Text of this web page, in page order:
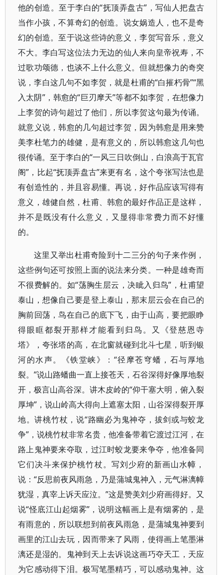
他的创造。至于李白的“抚顶弄盘古”，写仙人把盘古
当作小孩，不算奇幻的创造。说女娲造人，也不是奇
幻的创造。至于说这些诗的意义，李贺写音乐，意义
不大。李白写这位法力无边的仙人来向皇帝祝寿，不
过歌功颂德，也谈不上什么意义。但就想像力的奇突
说，李白这几句不如李贺，就是杜甫的“白摧朽骨”“黑
入太阴”，韩愈的“巨刃摩天”等都不如李贺，在想像力
上李贺的诗句超过了他们，所以李贺这句最为传诵。
就意义说，韩愈的几句超过李贺，因为韩愈是用来赞
美李杜笔力的雄健，是有意义的，所以韩愈这几句也
很传诵。至于李白的“一风三日吹倒山，白浪高于瓦官
阁”，比起“抚顶弄盘古”来更有名，这个夸张写法也是
有创造性的，并且容易懂。再说，好作品应该写得有
意义，雄健自然，杜甫、韩愈的最好作品正是这样，
并不是既没有什么意义，又显得非常费力而不好懂
的。
这里又举出杜甫奇险到十二三分的句子来作例，
这些例句还可按照上面的说法来分类。一种是雄奇而
不很费解的。如“荡胸生层云，决眦入归鸟”，杜甫望
泰山，想像自己要是登上泰山，那末层云会在自己的
胸前回荡，鸟在自己的底下飞，由于山高，要把眼睁
得眼眶都裂开那样才能看到归鸟。又《登慈恩寺
塔》，夸张塔的高，在北窗就碰到北斗七星，听到银
河的水声。《铁堂峡》：“径摩苍穹蟠，石与厚地
裂。”说山路蟠曲一直上接苍天，石谷深得好像厚地裂
开，极言山高谷深。讲木皮岭的“仰干塞大明，俯入裂
厚坤”，说山岭高大得向上遮塞太阳，山谷深得裂开厚
地。讲桃竹杖，说“路幽必为鬼神夺，拔剑或与蛟龙
争”，说桃竹杖非常名贵，他准备带着它渡过江河，在
路上鬼神要来夺取，过江时蛟龙要来争夺，他准备同
它们决斗来保护桃竹杖。写刘少府的新画山水幛，
说：“反思前夜风雨急，乃是蒲城鬼神入，元气淋漓幛
犹湿，真宰上诉天应泣。”这是赞美刘少府画得好。又
说“怪底江山起烟雾”，说明这幅画上是有烟雾的，是
有雨意的，所以联想到前夜风雨急，是蒲城鬼神要到
画里的江山去玩，因而带来了风雨，使得画上笔墨淋
漓还是湿的。鬼神到天上去诉说这画巧夺天工，天应
为它感动得下泪。极写笔墨精巧，可以感动鬼神。这